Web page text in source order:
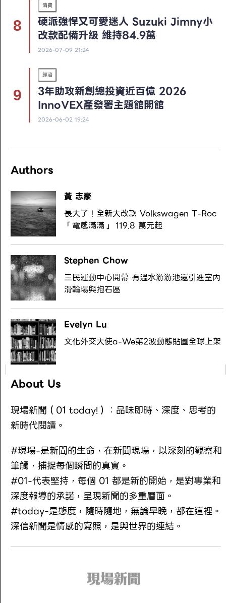
消費
硬派強悍又可愛迷人 Suzuki Jimny小
改款配備升級 維持84.9萬
2026-07-09 21:24
經濟
3年助攻新創總投資近百億 2026
InnoVEX產發署主題館開館
2026-06-02 19:24
Authors
黃 志豪
長大了！全新大改款 Volkswagen T-Roc
「電感滿滿」 119.8 萬元起
Stephen Chow
三民運動中心開幕 有溫水游游池還引進室內
滑輪場與抱石區
Evelyn Lu
文化外交大使a-We第2波動態貼圖全球上架
About Us
現場新聞（01 today!）：品味即時、深度、思考的
新時代閱讀。
#現場-是新聞的生命，在新聞現場，以深刻的觀察和
筆觸，捕捉每個瞬間的真實。
#01-代表堅持，每個 01 都是新的開始，是對專業和
深度報導的承諾，呈現新聞的多重層面。
#today-是態度，隨時隨地，無論早晚，都在這裡。
深信新聞是情感的寫照，是與世界的連結。